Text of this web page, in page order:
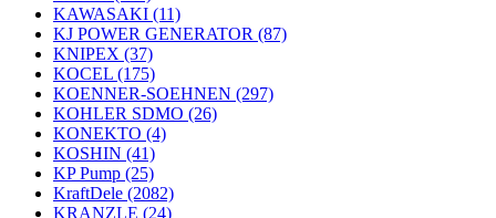
KAWASAKI (11)
KJ POWER GENERATOR (87)
KNIPEX (37)
KOCEL (175)
KOENNER-SOEHNEN (297)
KOHLER SDMO (26)
KONEKTO (4)
KOSHIN (41)
KP Pump (25)
KraftDele (2082)
KRANZLE (24)